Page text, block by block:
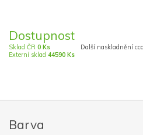
Dostupnost
Sklad ČR 0 Ks
Externí sklad 44590 Ks
Další naskladnění
Barva